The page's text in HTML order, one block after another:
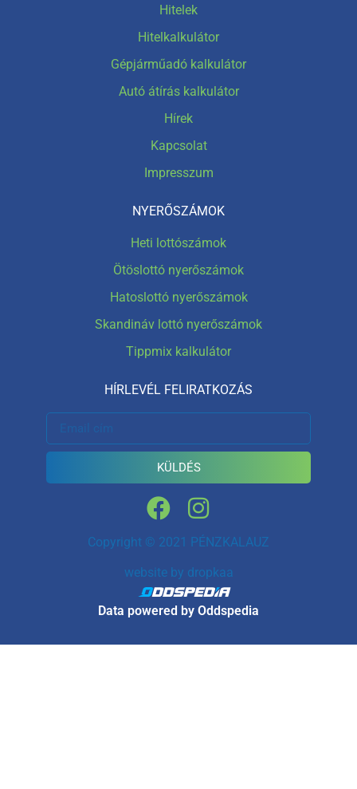
Hitelek
Hitelkalkulátor
Gépjárműadó kalkulátor
Autó átírás kalkulátor
Hírek
Kapcsolat
Impresszum
NYERŐSZÁMOK
Heti lottószámok
Ötöslottó nyerőszámok
Hatoslottó nyerőszámok
Skandináv lottó nyerőszámok
Tippmix kalkulátor
HÍRLEVÉL FELIRATKOZÁS
KÜLDÉS
Copyright © 2021 PÉNZKALAUZ
website by dropkaa
Data powered by Oddspedia